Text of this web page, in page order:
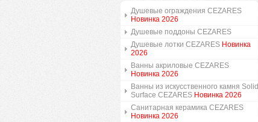
Душевые ограждения CEZARES
Новинка 2026
Душевые поддоны CEZARES
Душевые лотки CEZARES Новинка
2026
Ванны акриловые CEZARES
Новинка 2026
Ванны из искусственного камня Solid
Surface CEZARES Новинка 2026
Санитарная керамика CEZARES
Новинка 2026